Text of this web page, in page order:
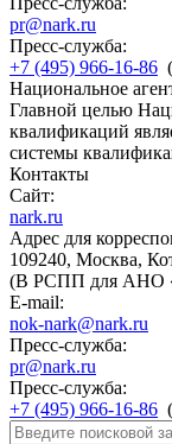
pr@nark.ru
Пресс-служба:
+7 (495) 966-16-86
Национальное
Главной целью
квалификаций
системы
Контакты
Сайт:
nark.ru
Адрес для
109240, Москва,
(В РСПП для АНО
E-mail:
nok-nark@nark.ru
Пресс-служба:
pr@nark.ru
Пресс-служба:
+7 (495) 966-16-86